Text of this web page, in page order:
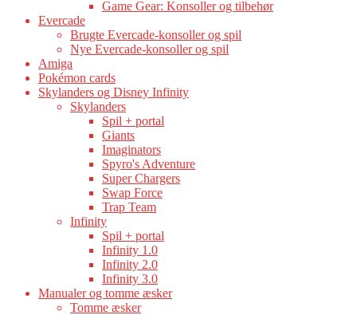
Game Gear: Konsoller og tilbehør
Evercade
Brugte Evercade-konsoller og spil
Nye Evercade-konsoller og spil
Amiga
Pokémon cards
Skylanders og Disney Infinity
Skylanders
Spil + portal
Giants
Imaginators
Spyro's Adventure
Super Chargers
Swap Force
Trap Team
Infinity
Spil + portal
Infinity 1.0
Infinity 2.0
Infinity 3.0
Manualer og tomme æsker
Tomme æsker